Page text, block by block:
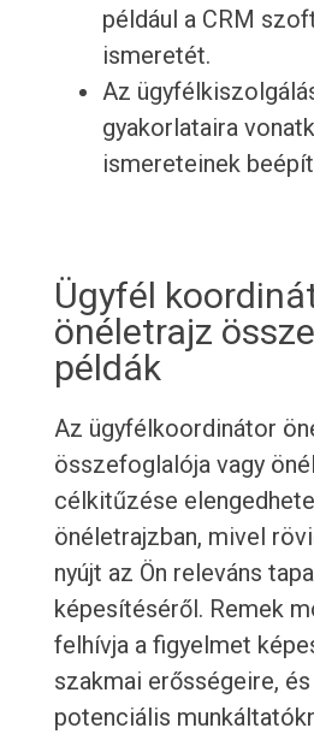
például a CRM
ismeretét.
Az
gyakorlataira
ismereteinek
Ügyfél
önéletrajz
példák
Az ügyfélkoordinátor
összefoglalója vagy
célkitűzése
önéletrajzban, mivel
nyújt az Ön releváns
képesítéséről. Remek
felhívja a figyelmet
szakmai erősségeire,
potenciális